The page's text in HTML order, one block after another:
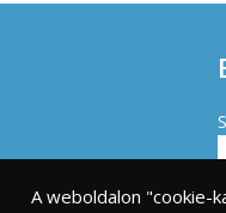
A weboldalon "cookie-